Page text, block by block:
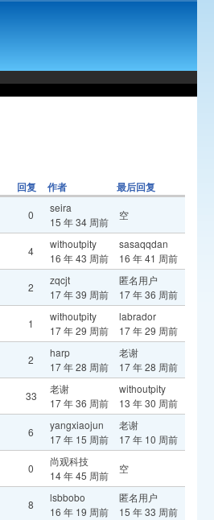
回复 作者
最后回复
0
seira
15 年 34 周前
空
4
withoutpity
16 年 43 周前
sasaqqdan
16 年 41 周前
2
zqcjt
17 年 39 周前
匿名用户
17 年 36 周前
1
withoutpity
17 年 29 周前
labrador
17 年 29 周前
2
harp
17 年 28 周前
老谢
17 年 28 周前
33
老谢
17 年 36 周前
withoutpity
13 年 30 周前
6
yangxiaojun
17 年 15 周前
老谢
17 年 10 周前
0
尚观科技
14 年 45 周前
空
8
lsbbobo
16 年 19 周前
匿名用户
15 年 33 周前